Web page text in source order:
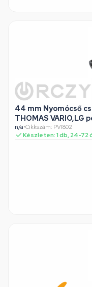
44 mm Nyomócső
THOMAS VARIO,LG
n/a•Cikkszám: PVI802
Készleten: 1 db, 24-72